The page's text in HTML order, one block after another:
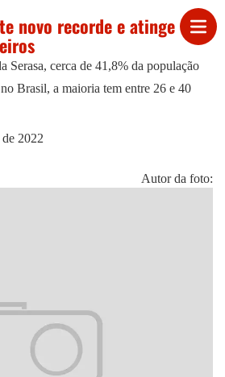
novo recorde e atinge 67,6
Serasa, cerca de 41,8% da população
Brasil, a maioria tem entre 26 e 40
2022
Autor da foto: